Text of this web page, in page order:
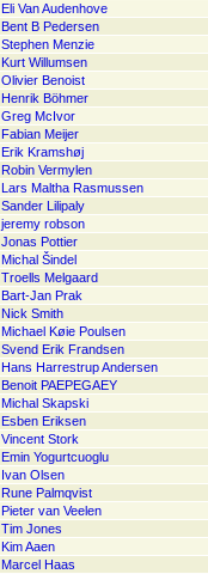
Eli Van Audenhove
Bent B Pedersen
Stephen Menzie
Kurt Willumsen
Olivier Benoist
Henrik Böhmer
Greg McIvor
Fabian Meijer
Erik Kramshøj
Robin Vermylen
Lars Maltha Rasmussen
Sander Lilipaly
jeremy robson
Jonas Pottier
Michal Šindel
Troells Melgaard
Bart-Jan Prak
Nick Smith
Michael Køie Poulsen
Svend Erik Frandsen
Hans Harrestrup Andersen
Benoit PAEPEGAEY
Michal Skapski
Esben Eriksen
Vincent Stork
Emin Yogurtcuoglu
Ivan Olsen
Rune Palmqvist
Pieter van Veelen
Tim Jones
Kim Aaen
Marcel Haas